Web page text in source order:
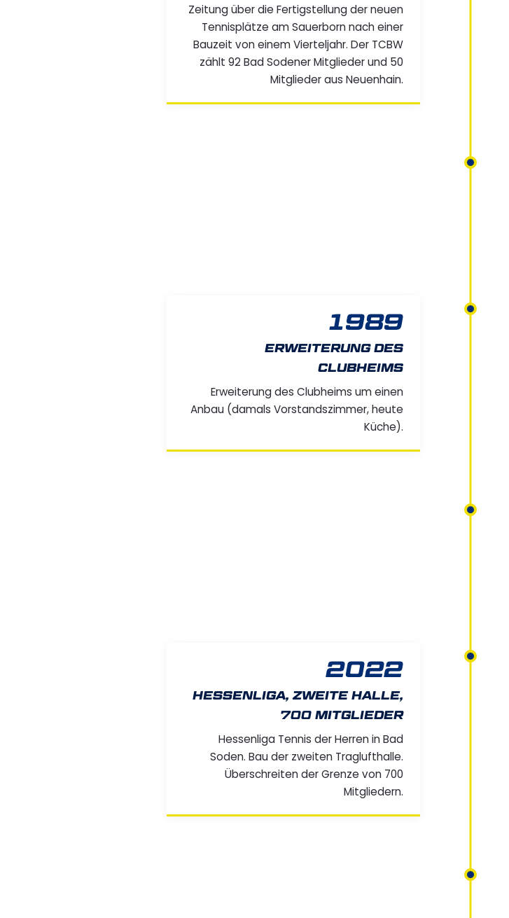
Zeitung über die Fertigstellung der neuen
Tennisplätze am Sauerborn nach einer
Bauzeit von einem Vierteljahr. Der TCBW
zählt 92 Bad Sodener Mitglieder und 50
Mitglieder aus Neuenhain.
1989
ERWEITERUNG DES
CLUBHEIMS
Erweiterung des Clubheims um einen
Anbau (damals Vorstandszimmer, heute
Küche).
2022
HESSENLIGA, ZWEITE HALLE,
700 MITGLIEDER
Hessenliga Tennis der Herren in Bad
Soden. Bau der zweiten Traglufthalle.
Überschreiten der Grenze von 700
Mitgliedern.